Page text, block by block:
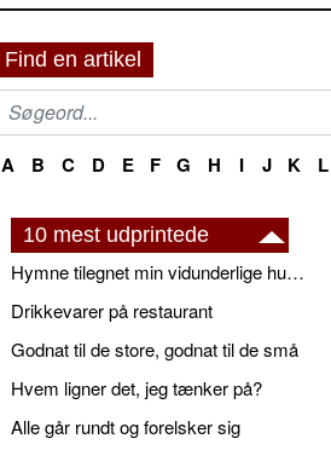
Find en artikel
A B C D E F G H I J K L
10 mest udprintede
Hymne tilegnet min vidunderlige husbond
Drikkevarer på restaurant
Godnat til de store, godnat til de små
Hvem ligner det, jeg tænker på?
Alle går rundt og forelsker sig